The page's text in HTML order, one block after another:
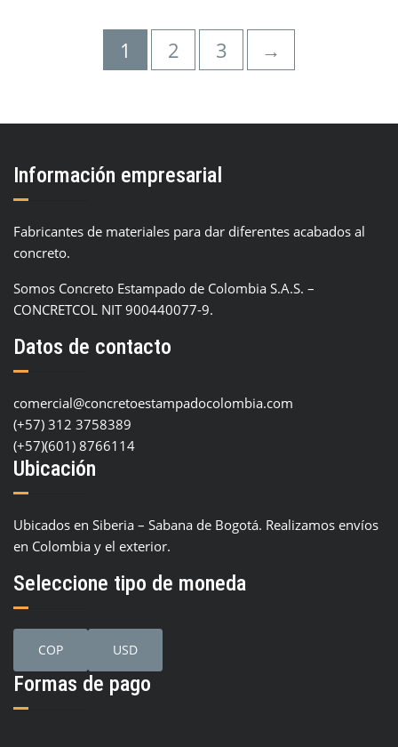
1 2 3 →
Información empresarial
Fabricantes de materiales para dar diferentes acabados al
concreto.
Somos Concreto Estampado de Colombia S.A.S. –
CONCRETCOL NIT 900440077-9.
Datos de contacto
comercial@concretoestampadocolombia.com
(+57) 312 3758389
(+57)(601) 8766114
Ubicación
Ubicados en Siberia – Sabana de Bogotá. Realizamos envíos
en Colombia y el exterior.
Seleccione tipo de moneda
COP USD
Formas de pago